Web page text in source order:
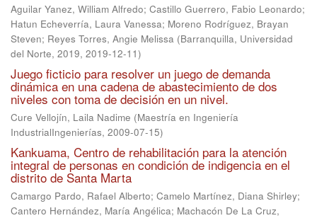
Aguilar Yanez, William Alfredo; Castillo Guerrero, Fabio Leonardo;
Hatun Echeverría, Laura Vanessa; Moreno Rodríguez, Brayan
Steven; Reyes Torres, Angie Melissa (Barranquilla, Universidad
del Norte, 2019, 2019-12-11)
Juego ficticio para resolver un juego de demanda
dinámica en una cadena de abastecimiento de dos
niveles con toma de decisión en un nivel.
Cure Vellojín, Laila Nadime (Maestría en Ingeniería
IndustrialIngenierías, 2009-07-15)
Kankuama, Centro de rehabilitación para la atención
integral de personas en condición de indigencia en el
distrito de Santa Marta
Camargo Pardo, Rafael Alberto; Camelo Martínez, Diana Shirley;
Cantero Hernández, María Angélica; Machacón De La Cruz,